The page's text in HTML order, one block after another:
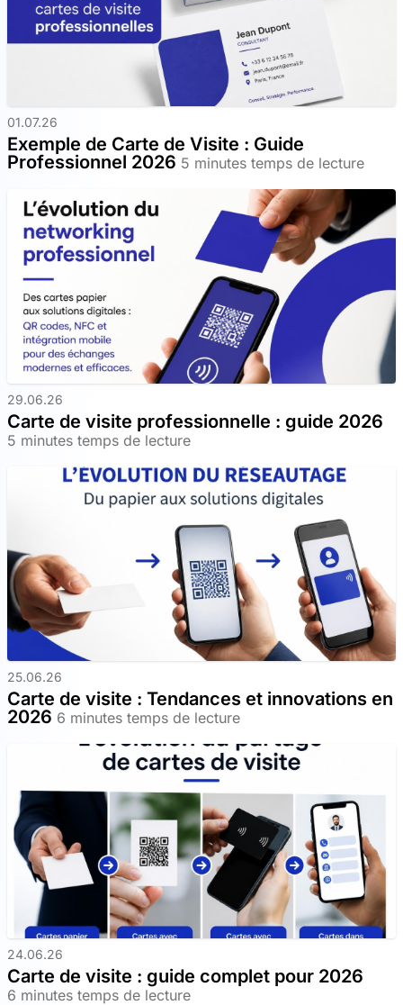
01.07.26
Exemple de Carte de Visite : Guide
Professionnel 2026 5 minutes temps de lecture
29.06.26
Carte de visite professionnelle : guide 2026
5 minutes temps de lecture
25.06.26
Carte de visite : Tendances et innovations en
2026 6 minutes temps de lecture
24.06.26
Carte de visite : guide complet pour 2026
6 minutes temps de lecture